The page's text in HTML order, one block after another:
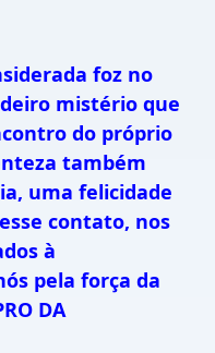
foz no
mistério que
do próprio
também
uma felicidade
contato, nos
à
pela força da
DA